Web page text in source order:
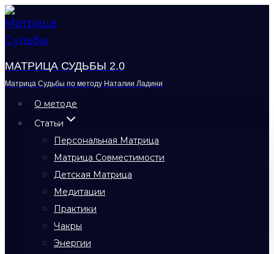
Перейти
к
содержимому
МАТРИЦА СУДЬБЫ 2.0
Матрица Судьбы по методу Наталии Ладини
О методе
Статьи
Персональная Матрица
Матрица Совместимости
Детская Матрица
Медитации
Практики
Чакры
Энергии